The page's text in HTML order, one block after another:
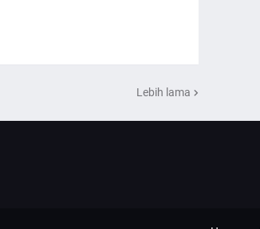
Lebih lama